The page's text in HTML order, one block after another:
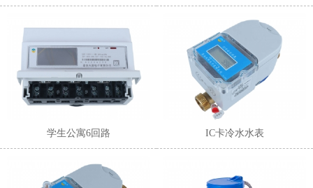
学生公寓6回路 IC卡冷水水表